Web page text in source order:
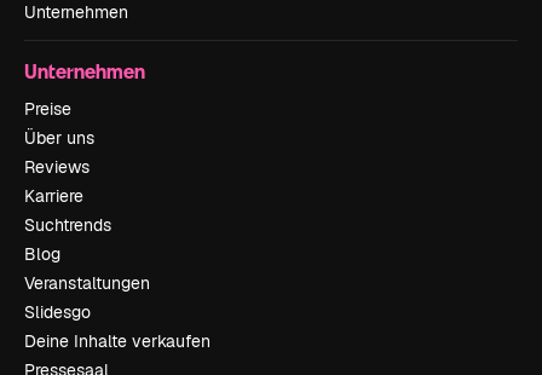
Unternehmen
Unternehmen
Preise
Über uns
Reviews
Karriere
Suchtrends
Blog
Veranstaltungen
Slidesgo
Deine Inhalte verkaufen
Pressesaal